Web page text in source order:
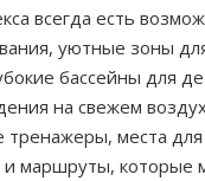
всегда есть
уютные зоны
бассейны для
на свежем
места
маршруты, которые